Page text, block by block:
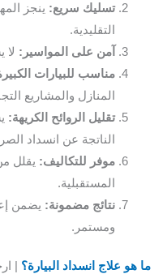
تسليك سريع: ينجز المهمة
التقليدية.
آمن على المواسير:لا يسبب
مناسب للبيارات الكبيرة
المنازل والمشاريع التجارية.
تقليل الروائح الكريهة:يساهم
الناتجة عن انسداد الصرف.
موفر للتكاليف:يقلل من
المستقبلية.
نتائج مضمونة:يضمن إعادة
ومستمر.
علاج انسداد البيارة؟| ارخص